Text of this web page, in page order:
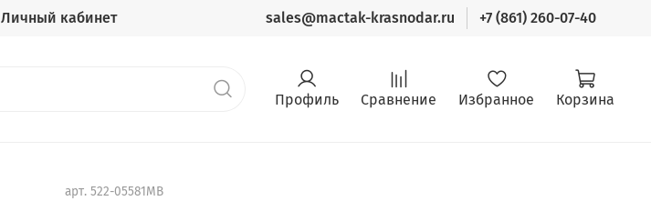
Личный кабинет sales@mactak-krasnodar.ru +7 (861) 260-07-40
Профиль Сравнение Избранное Корзина
арт. 522-05581MB